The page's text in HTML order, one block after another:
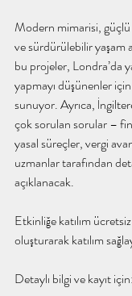
Modern mimarisi, güçlü
ve sürdürülebilir yaşam
bu projeler, Londra’da
yapmayı düşünenler
sunuyor. Ayrıca,
çok sorulan sorular –
yasal süreçler, vergi
uzmanlar tarafından
açıklanacak.
Etkinliğe katılım
oluşturarak katılım
Detaylı bilgi ve kayıt için: